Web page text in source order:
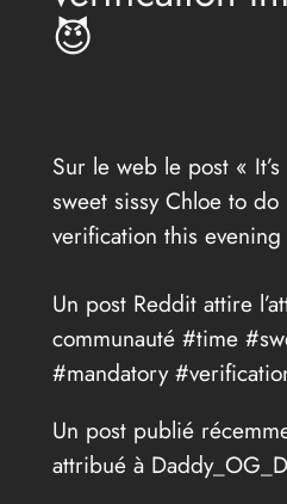
😈
Sur le web le post «
sweet sissy Chloe to
verification this evening
Un post Reddit attire
communauté #time
#mandatory
Un post publié
attribué à